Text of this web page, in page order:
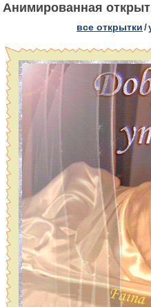
Анимированная
все открытки/